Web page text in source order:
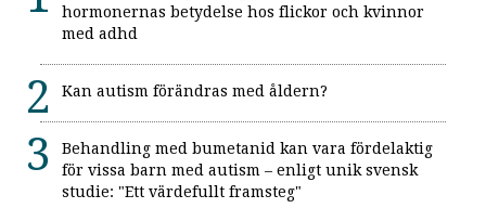
hormonernas betydelse hos flickor och kvinnor
med adhd
Kan autism förändras med åldern?
Behandling med bumetanid kan vara fördelaktig
för vissa barn med autism – enligt unik svensk
studie: "Ett värdefullt framsteg"